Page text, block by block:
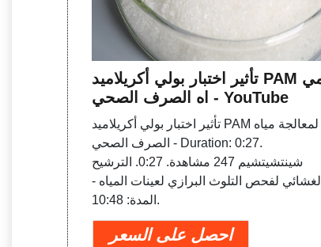
تأثير اختبار بولي أكريلاميد PAM لمي
اه الصرف الصحي - YouTube
تأثير اختبار بولي أكريلاميد PAM لمعالجة مياه
الصرف الصحي - Duration: 0:27.
شينتشيتشيم 247 مشاهدة. 0:27. الترشيح
الغشائي لفحص التلوث البرازي لعينات المياه -
المدة: 10:48.
احصل على السعر